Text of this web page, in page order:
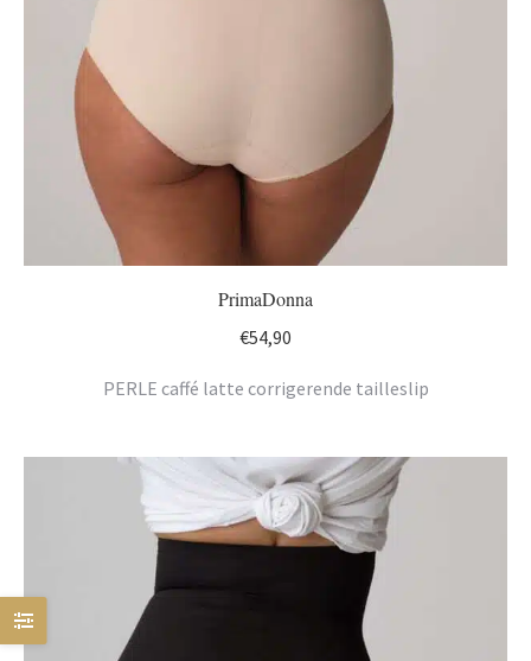
PrimaDonna
€54,90
PERLE caffé latte corrigerende tailleslip